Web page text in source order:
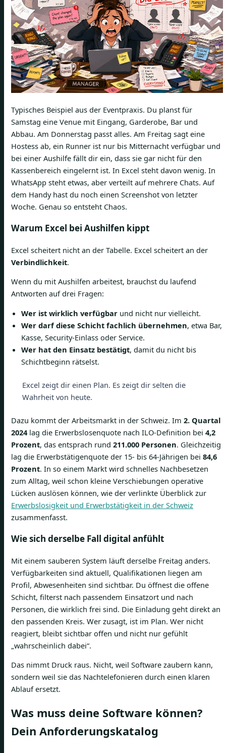
Typisches Beispiel aus der Eventpraxis. Du planst für
Samstag eine Venue mit Eingang, Garderobe, Bar und
Abbau. Am Donnerstag passt alles. Am Freitag sagt eine
Hostess ab, ein Runner ist nur bis Mitternacht verfügbar und
bei einer Aushilfe fällt dir ein, dass sie gar nicht für den
Kassenbereich eingelernt ist. In Excel steht davon wenig. In
WhatsApp steht etwas, aber verteilt auf mehrere Chats. Auf
dem Handy hast du noch einen Screenshot von letzter
Woche. Genau so entsteht Chaos.
Warum Excel bei Aushilfen kippt
Excel scheitert nicht an der Tabelle. Excel scheitert an der
Verbindlichkeit.
Wenn du mit Aushilfen arbeitest, brauchst du laufend
Antworten auf drei Fragen:
Wer ist wirklich verfügbar und nicht nur vielleicht.
Wer darf diese Schicht fachlich übernehmen, etwa Bar,
Kasse, Security-Einlass oder Service.
Wer hat den Einsatz bestätigt, damit du nicht bis
Schichtbeginn rätselst.
Excel zeigt dir einen Plan. Es zeigt dir selten die
Wahrheit von heute.
Dazu kommt der Arbeitsmarkt in der Schweiz. Im 2. Quartal
2024 lag die Erwerbslosenquote nach ILO-Definition bei 4,2
Prozent, das entsprach rund 211.000 Personen. Gleichzeitig
lag die Erwerbstätigenquote der 15- bis 64-Jährigen bei 84,6
Prozent. In so einem Markt wird schnelles Nachbesetzen
zum Alltag, weil schon kleine Verschiebungen operative
Lücken auslösen können, wie der verlinkte Überblick zur
Erwerbslosigkeit und Erwerbstätigkeit in der Schweiz
zusammenfasst.
Wie sich derselbe Fall digital anfühlt
Mit einem sauberen System läuft derselbe Freitag anders.
Verfügbarkeiten sind aktuell, Qualifikationen liegen am
Profil, Abwesenheiten sind sichtbar. Du öffnest die offene
Schicht, filterst nach passendem Einsatzort und nach
Personen, die wirklich frei sind. Die Einladung geht direkt an
den passenden Kreis. Wer zusagt, ist im Plan. Wer nicht
reagiert, bleibt sichtbar offen und nicht nur gefühlt
„wahrscheinlich dabei“.
Das nimmt Druck raus. Nicht, weil Software zaubern kann,
sondern weil sie das Nachtelefonieren durch einen klaren
Ablauf ersetzt.
Was muss deine Software können?
Dein Anforderungskatalog